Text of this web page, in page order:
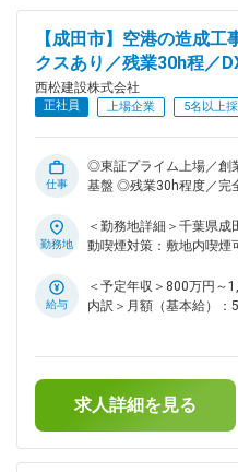
について（一例）： ※東
ざいます ・鉄道工事 ・
ルド工事 ・高速道路改
以外にも、案件種類問
募時および面接時にご確認ください。 ■
点： ・より幅広い分野
環境です！ ・同社は、
身の技術力と向き合い、
き方： ・土日祝休みで
は振替休日の取得可能で
ど、単身赴任者にも充
基本的に出張は発生いた
【成田市】空港の造成
クスあり／残業30h程／
西松建設株式会社
正社員 上場企業 5名以上
仕事
◎東証プライム上場／創
基盤 ◎残業30h程度／完
当社は「西松-
き、活力がわく地域やコ
その実現には、多様な人
いくことが不可欠です。
構造物など、様々な幅広
て施工管理を行っていた
については以下の通り記載いたし
について（一例）： ・
勤務地
＜勤務地詳細＞千葉県
動喫煙対策：敷地内喫煙
給与
＜予定年収＞800万円～
内訳＞月額（基本給）：
／35歳：967万／40歳
を選択の場合はモデル年
あくまでも目安の金額
求人詳細を見る